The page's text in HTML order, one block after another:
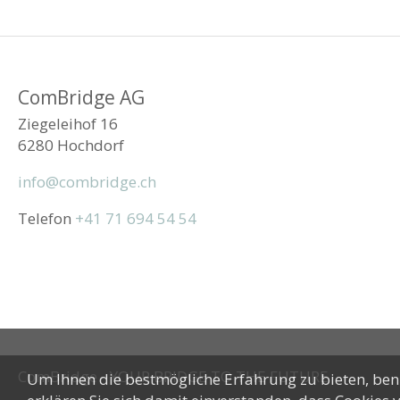
ComBridge AG
Ziegeleihof 16
6280 Hochdorf
info@combridge.ch
Telefon +41 71 694 54 54
ComBridge - YOUR BRIDGE TO THE FUTURE
Um Ihnen die bestmögliche Erfahrung zu bieten,